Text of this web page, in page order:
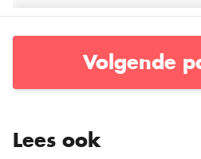
Volgende
Lees ook